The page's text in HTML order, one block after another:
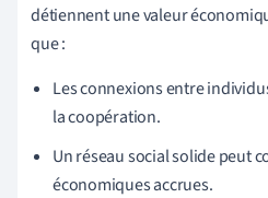
détiennent une valeur
que :
Les connexions entre
la coopération.
Un réseau social solide peut
économiques accrues.